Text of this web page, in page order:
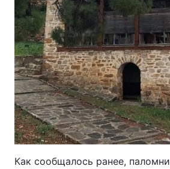
Как сообщалось ранее,